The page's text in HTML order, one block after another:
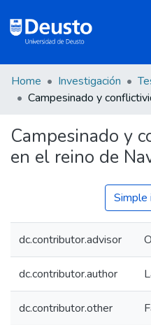
DeustoTeka
Communities
&
Policies
Home Investigación
Campesinado y
en el reino de
Simple
dc.contributor.advisor
dc.contributor.author
dc.contributor.other